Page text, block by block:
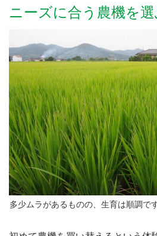
ニーズに合う農機を
多少ムラがあるものの、生育は順調です